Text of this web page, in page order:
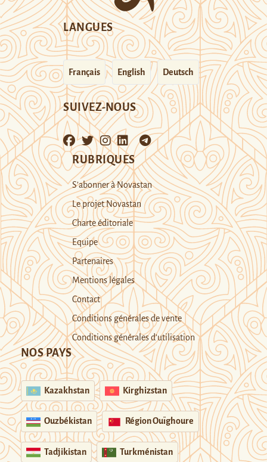
LANGUES
Français English Deutsch
SUIVEZ-NOUS
RUBRIQUES
S’abonner à Novastan
Le projet Novastan
Charte éditoriale
Equipe
Partenaires
Mentions légales
Contact
Conditions générales de vente
Conditions générales d’utilisation
NOS PAYS
Kazakhstan Kirghizstan
Ouzbékistan Région Ouïghoure
Tadjikistan Turkménistan